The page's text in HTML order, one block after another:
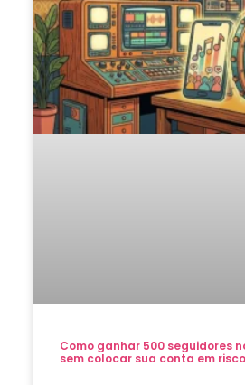
Como ganhar 500 seguidores
sem colocar sua conta em